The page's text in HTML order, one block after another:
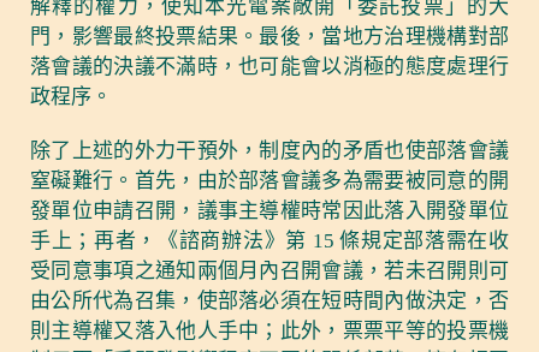
解釋的權力，使知本光電案敞開「委託投票」的大
門，影響最終投票結果。最後，當地方治理機構對部
落會議的決議不滿時，也可能會以消極的態度處理行
政程序。
除了上述的外力干預外，制度內的矛盾也使部落會議
窒礙難行。首先，由於部落會議多為需要被同意的開
發單位申請召開，議事主導權時常因此落入開發單位
手上；再者，《諮商辦法》第 15 條規定部落需在收
受同意事項之通知兩個月內召開會議，若未召開則可
由公所代為召集，使部落必須在短時間內做決定，否
則主導權又落入他人手中；此外，票票平等的投票機